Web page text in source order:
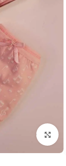
بزرگنمایی تصویر